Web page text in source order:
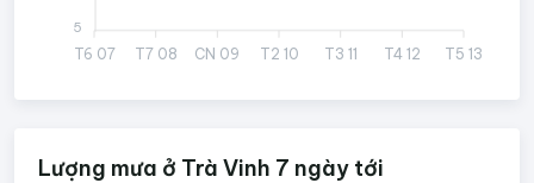
T6 07 T7 08 CN 09 T2 10 T3 11 T4 12 T5 13
5
Lượng mưa ở Trà Vinh 7 ngày tới